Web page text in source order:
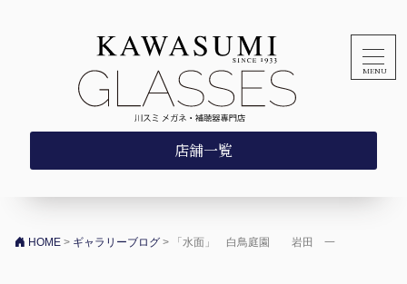
店舗一覧
HOME > ギャラリーブログ > 「水面」 白鳥庭園 岩田 一